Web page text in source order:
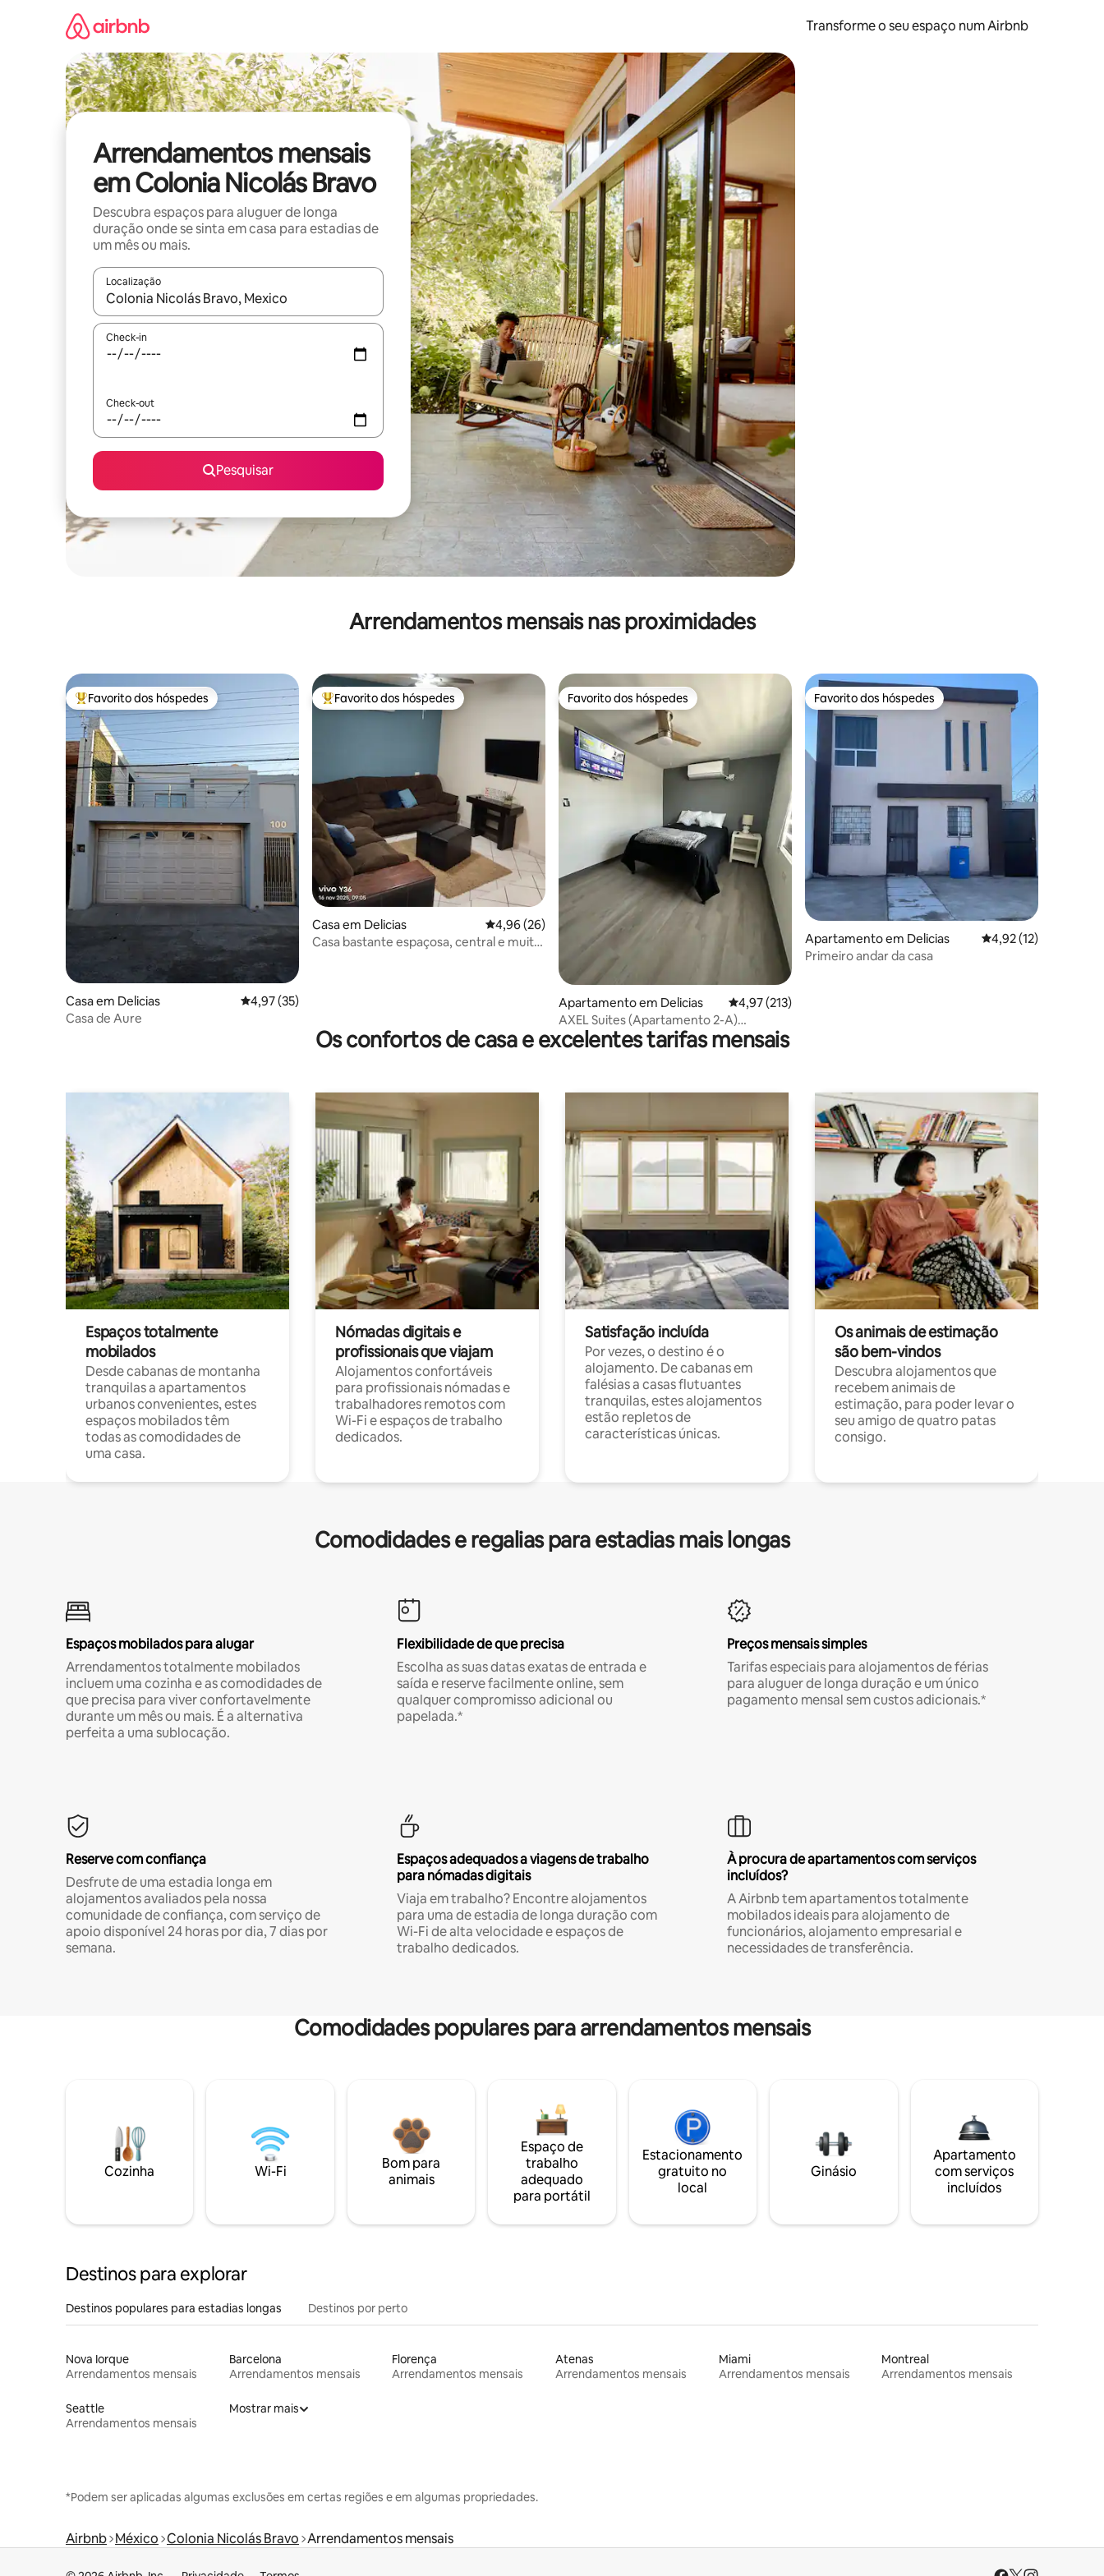
Transforme o seu espaço num Airbnb
Arrendamentos mensais
em Colonia Nicolás Bravo
Descubra espaços para aluguer de longa
duração onde se sinta em casa para estadias de
um mês ou mais.
Localização
Quando os resultados estiverem disponíveis, navegue com as teclas de seta para cima e para baixo ou explore com gestos de toque ou deslize.
Check-in
Check-out
Pesquisar
Arrendamentos mensais nas proximidades
Favoritos dos hóspedes mais apreciados
Favorito dos hóspedes
Casa em Delicias Classificação média de 4,97 em 5 estrelas, 35avaliações
4,97 (35)
Casa de Aure
Favoritos dos hóspedes mais apreciados
Favorito dos hóspedes
Casa em Delicias Classificação média de 4,96 em 5 estrelas, 26avaliações
4,96 (26)
Casa bastante espaçosa, central e muito
Favorito dos hóspedes
Favorito dos hóspedes
Apartamento em Delicias Classificação média de 4,97 em 5 estrelas, 213avaliações
4,97 (213)
AXEL Suites (Apartamento 2-A)
Faturamos
Favorito dos hóspedes
Favorito dos hóspedes
Apartamento em Delicias Classificação média
4,92 (12)
Primeiro andar da casa
Os confortos de casa e excelentes tarifas mensais
Espaços totalmente
mobilados
Desde cabanas de montanha
tranquilas a apartamentos
urbanos convenientes, estes
espaços mobilados têm
todas as comodidades de
uma casa.
Nómadas digitais e
profissionais que viajam
Alojamentos confortáveis
para profissionais nómadas e
trabalhadores remotos com
Wi-Fi e espaços de trabalho
dedicados.
Satisfação incluída
Por vezes, o destino é o
alojamento. De cabanas em
falésias a casas flutuantes
tranquilas, estes alojamentos
estão repletos de
características únicas.
Os animais de estimação
são bem-vindos
Descubra alojamentos que
recebem animais de
estimação, para poder levar o
seu amigo de quatro patas
consigo.
Comodidades e regalias para estadias mais longas
Espaços mobilados para alugar
Arrendamentos totalmente mobilados
incluem uma cozinha e as comodidades de
que precisa para viver confortavelmente
durante um mês ou mais. É a alternativa
perfeita a uma sublocação.
Flexibilidade de que precisa
Escolha as suas datas exatas de entrada e
saída e reserve facilmente online, sem
qualquer compromisso adicional ou
papelada.*
Preços mensais simples
Tarifas especiais para alojamentos de férias
para aluguer de longa duração e um único
pagamento mensal sem custos adicionais.*
Reserve com confiança
Desfrute de uma estadia longa em
alojamentos avaliados pela nossa
comunidade de confiança, com serviço de
apoio disponível 24 horas por dia, 7 dias por
semana.
Espaços adequados a viagens de trabalho
para nómadas digitais
Viaja em trabalho? Encontre alojamentos
para uma de estadia de longa duração com
Wi-Fi de alta velocidade e espaços de
trabalho dedicados.
À procura de apartamentos com serviços
incluídos?
A Airbnb tem apartamentos totalmente
mobilados ideais para alojamento de
funcionários, alojamento empresarial e
necessidades de transferência.
Comodidades populares para arrendamentos mensais
Cozinha Wi-Fi
Bom para
animais
Espaço de
trabalho
adequado
para portátil
Estacionamento
gratuito no
local
Ginásio
Apartamento
com serviços
incluídos
Destinos para explorar
Destinos populares para estadias longas Destinos por perto
Nova Iorque
Arrendamentos mensais
Barcelona
Arrendamentos mensais
Florença
Arrendamentos mensais
Atenas
Arrendamentos mensais
Miami
Arrendamentos mensais
Montreal
Arrendamentos mensais
Seattle
Arrendamentos mensais
Mostrar mais
*Podem ser aplicadas algumas exclusões em certas regiões e em algumas propriedades.
Airbnb México Colonia Nicolás Bravo Arrendamentos mensais